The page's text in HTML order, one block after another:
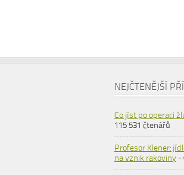
NEJČTENĚJŠÍ
Co jíst po operaci
115 531 čtenářů
Profesor Klener:
na vznik rakoviny-